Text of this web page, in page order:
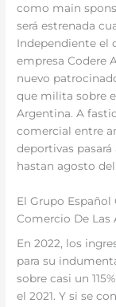
como main
será estrenada
Independiente el
empresa Codere
nuevo
que milita sobre
Argentina. A
comercial entre
deportivas
hastan agosto del
El Grupo Español
Comercio De Las
En 2022, los
para su
sobre casi un
el 2021. Y si se